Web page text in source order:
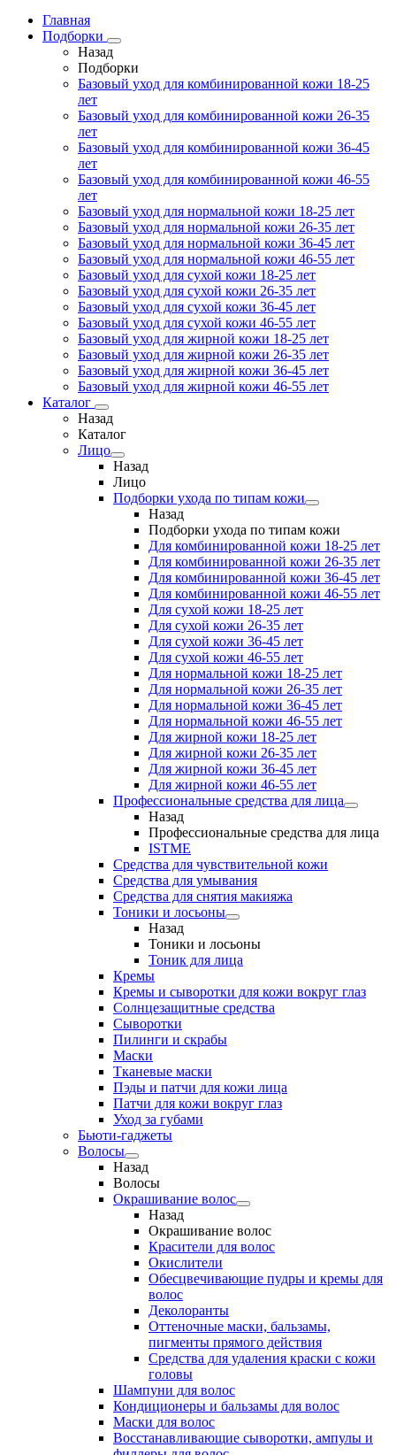
Главная
Подборки
Назад
Подборки
Базовый уход для комбинированной кожи 18-25
лет
Базовый уход для комбинированной кожи 26-35
лет
Базовый уход для комбинированной кожи 36-45
лет
Базовый уход для комбинированной кожи 46-55
лет
Базовый уход для нормальной кожи 18-25 лет
Базовый уход для нормальной кожи 26-35 лет
Базовый уход для нормальной кожи 36-45 лет
Базовый уход для нормальной кожи 46-55 лет
Базовый уход для сухой кожи 18-25 лет
Базовый уход для сухой кожи 26-35 лет
Базовый уход для сухой кожи 36-45 лет
Базовый уход для сухой кожи 46-55 лет
Базовый уход для жирной кожи 18-25 лет
Базовый уход для жирной кожи 26-35 лет
Базовый уход для жирной кожи 36-45 лет
Базовый уход для жирной кожи 46-55 лет
Каталог
Назад
Каталог
Лицо
Назад
Лицо
Подборки ухода по типам кожи
Назад
Подборки ухода по типам кожи
Для комбинированной кожи 18-25 лет
Для комбинированной кожи 26-35 лет
Для комбинированной кожи 36-45 лет
Для комбинированной кожи 46-55 лет
Для сухой кожи 18-25 лет
Для сухой кожи 26-35 лет
Для сухой кожи 36-45 лет
Для сухой кожи 46-55 лет
Для нормальной кожи 18-25 лет
Для нормальной кожи 26-35 лет
Для нормальной кожи 36-45 лет
Для нормальной кожи 46-55 лет
Для жирной кожи 18-25 лет
Для жирной кожи 26-35 лет
Для жирной кожи 36-45 лет
Для жирной кожи 46-55 лет
Профессиональные средства для лица
Назад
Профессиональные средства для лица
ISTME
Средства для чувствительной кожи
Средства для умывания
Средства для снятия макияжа
Тоники и лосьоны
Назад
Тоники и лосьоны
Тоник для лица
Кремы
Кремы и сыворотки для кожи вокруг глаз
Солнцезащитные средства
Сыворотки
Пилинги и скрабы
Маски
Тканевые маски
Пэды и патчи для кожи лица
Патчи для кожи вокруг глаз
Уход за губами
Бьюти-гаджеты
Волосы
Назад
Волосы
Окрашивание волос
Назад
Окрашивание волос
Красители для волос
Окислители
Обесцвечивающие пудры и кремы для
волос
Деколоранты
Оттеночные маски, бальзамы,
пигменты прямого действия
Средства для удаления краски с кожи
головы
Шампуни для волос
Кондиционеры и бальзамы для волос
Маски для волос
Восстанавливающие сыворотки, ампулы и